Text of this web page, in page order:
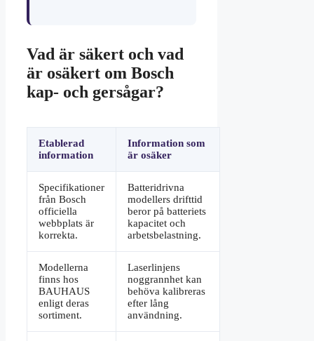
Vad är säkert och vad
är osäkert om Bosch
kap- och gersågar?
Etablerad
information
Information som
är osäker
Specifikationer
från Bosch
officiella
webbplats är
korrekta.
Batteridrivna
modellers drifttid
beror på batteriets
kapacitet och
arbetsbelastning.
Modellerna
finns hos
BAUHAUS
enligt deras
sortiment.
Laserlinjens
noggrannhet kan
behöva kalibreras
efter lång
användning.